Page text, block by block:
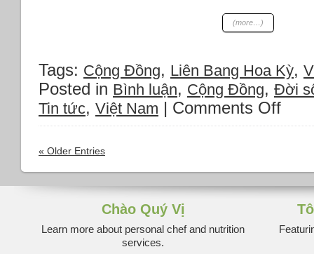
‘Không
có
chỗ’
cho
Trung
giữ
tự
tại
Dương *Mỹ
(more…)
Tags: Cộng Đồng, Liên Bang Hoa Kỳ,
Posted in Bình luận, Cộng Đồng, Đời
Tin tức, Việt Nam | Comments Offon
qua
Dự
luật
học
« Older Entries
Chào Quý Vị
Learn more about personal chef and nutrition
services.